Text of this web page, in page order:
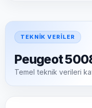
TEKNIK VERILER
Peugeot
Temel teknik verileri